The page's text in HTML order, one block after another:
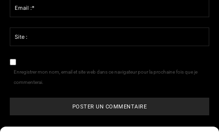
:
Enregistrer mon nom, email et site web dans ce navigateur pour la prochaine fois que je
commenterai.